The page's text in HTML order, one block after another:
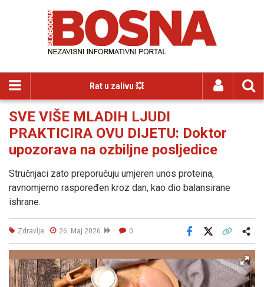
Rat u zalivu 💥
SVE VIŠE MLADIH LJUDI
PRAKTICIRA OVU DIJETU: Doktor
upozorava na ozbiljne posljedice
Stručnjaci zato preporučuju umjeren unos proteina,
ravnomjerno raspoređen kroz dan, kao dio balansirane
ishrane.
Zdravlje 26. Maj 2026 0
Facebook